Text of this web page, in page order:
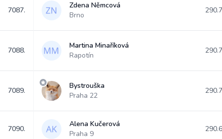
7087.
Zdena Němcová
Brno
7088.
Martina Minaříková
Rapotín
7089.
Bystrouška
Praha 22
7090.
Alena Kučerová
Praha 9